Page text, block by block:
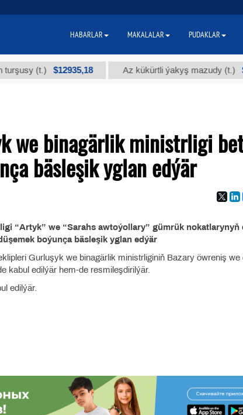
(t.) $12935,18 Az kükürtli ýakyş mazudy (t.) $300
we binagärlik ministrligi
bäsleşik yglan edýär
“Artyk” we “Sarahs awtoýollary” gümrük nokatlarynyň
boýunça bäsleşik yglan edýär
Gurluşyk we binagärlik ministrliginiň Bazary öwreniş we
kabul edilýär hem-de resmileşdirilýär.
edilýär.
HABARLAR MAKALALAR PUDAKLAR